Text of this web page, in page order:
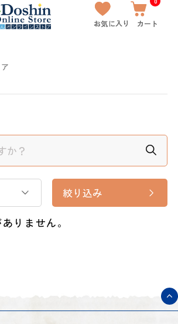
お気に入り カート
絞り込み
りません。